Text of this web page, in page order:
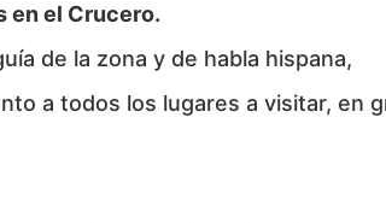
en el Crucero.
de la zona y de habla hispana,
a todos los lugares a visitar, en